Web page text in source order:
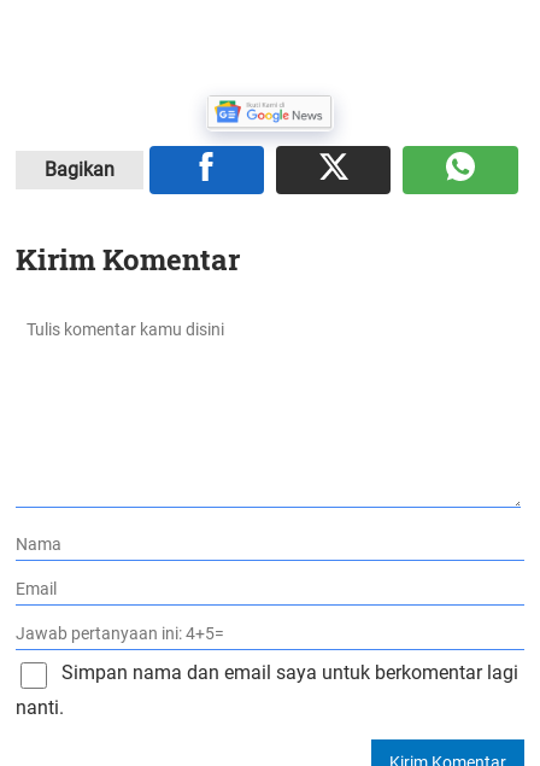
Bagikan
Kirim Komentar
Simpan nama dan email saya untuk berkomentar lagi
nanti.